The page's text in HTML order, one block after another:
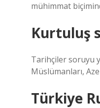
mühimmat
Kurtuluş
Tarihçiler soruyu
Müslümanları,
Türkiye